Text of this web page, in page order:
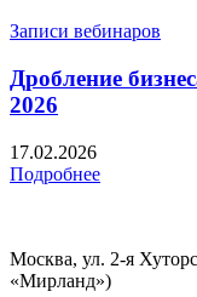
Записи вебинаров
Дробление
2026
17.02.2026
Подробнее
Москва, ул. 2-я
«Мирланд»)